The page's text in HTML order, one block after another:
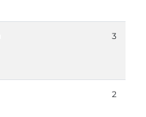
3
2